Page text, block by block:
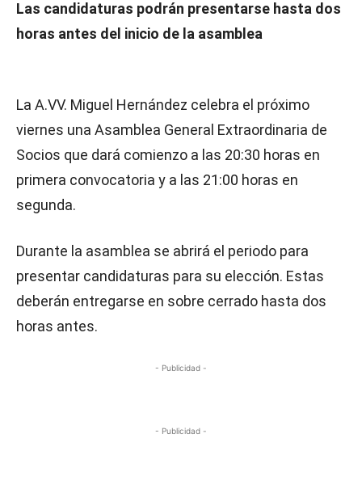
Las candidaturas podrán presentarse hasta dos
horas antes del inicio de la asamblea
La A.VV. Miguel Hernández celebra el próximo
viernes una Asamblea General Extraordinaria de
Socios que dará comienzo a las 20:30 horas en
primera convocatoria y a las 21:00 horas en
segunda.
Durante la asamblea se abrirá el periodo para
presentar candidaturas para su elección. Estas
deberán entregarse en sobre cerrado hasta dos
horas antes.
- Publicidad -
- Publicidad -